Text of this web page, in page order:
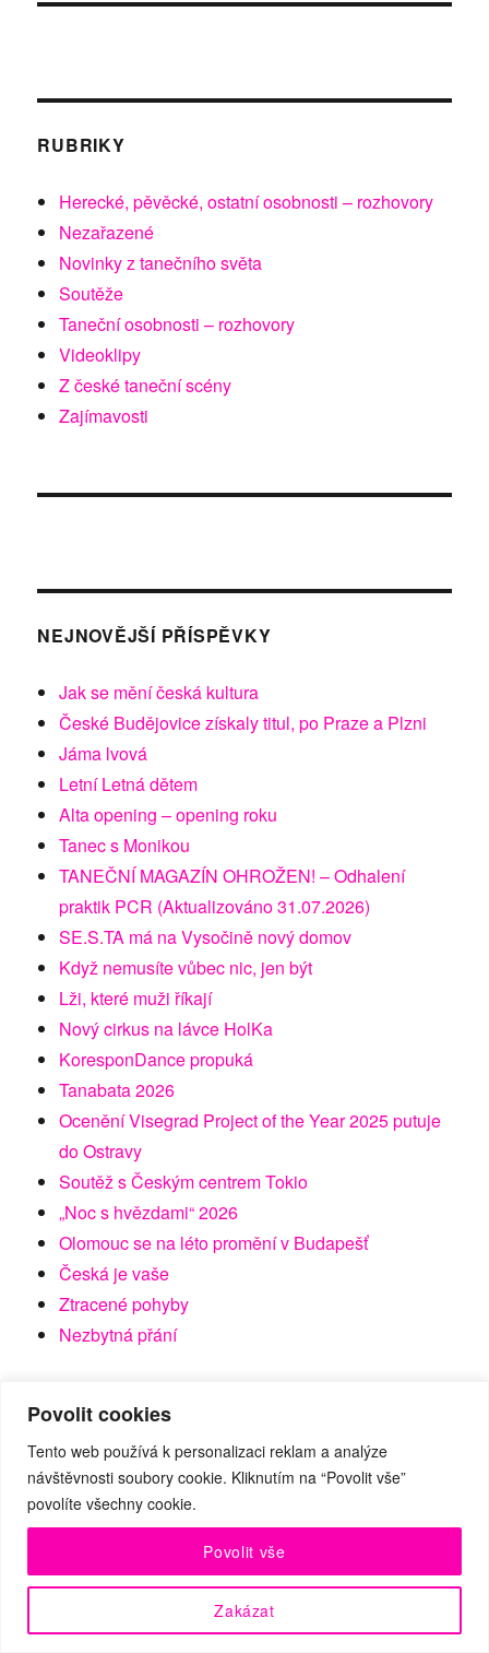
Povolit cookies
Tento web používá k personalizaci reklam a analýze
návštěvnosti soubory cookie. Kliknutím na “Povolit vše”
povolíte všechny cookie.
Zakázat
Povolit vše
ŠÁNDOREM,
a
RUBRIKY
Herecké, pěvěcké, ostatní osobnosti – rozhovory
Nezařazené
Novinky z tanečního světa
Soutěže
Taneční osobnosti – rozhovory
Videoklipy
Z české taneční scény
Zajímavosti
NEJNOVĚJŠÍ PŘÍSPĚVKY
Jak se mění česká kultura
České Budějovice získaly titul, po Praze a Plzni
Jáma lvová
Letní Letná dětem
Alta opening – opening roku
Tanec s Monikou
TANEČNÍ MAGAZÍN OHROŽEN! – Odhalení
praktik PCR (Aktualizováno 31.07.2026)
SE.S.TA má na Vysočině nový domov
Když nemusíte vůbec nic, jen být
Lži, které muži říkají
Nový cirkus na lávce HolKa
KoresponDance propuká
Tanabata 2026
Ocenění Visegrad Project of the Year 2025 putuje
do Ostravy
Soutěž s Českým centrem Tokio
„Noc s hvězdami“ 2026
Olomouc se na léto promění v Budapešť
Česká je vaše
Ztracené pohyby
Nezbytná přání
ARCHIVY
Archivy